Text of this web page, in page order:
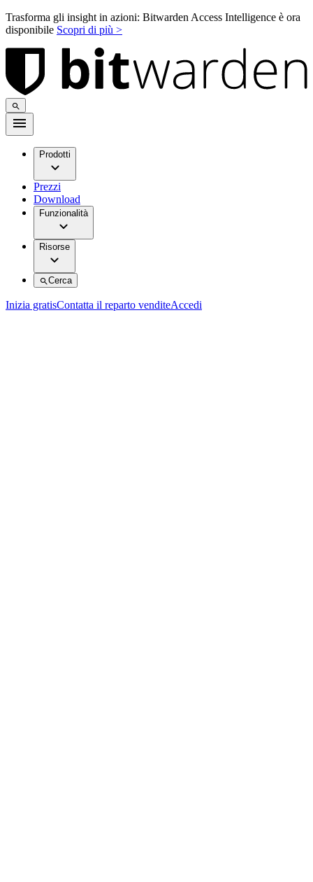
Trasforma gli insight in azioni: Bitwarden Access Intelligence è ora
disponibile Scopri di più >
Prodotti
Prezzi
Download
Funzionalità
Risorse
Cerca
Inizia gratisContatta il reparto venditeAccedi